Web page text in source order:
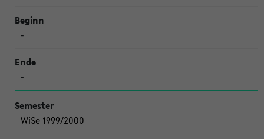
-
-
WiSe 1999/2000